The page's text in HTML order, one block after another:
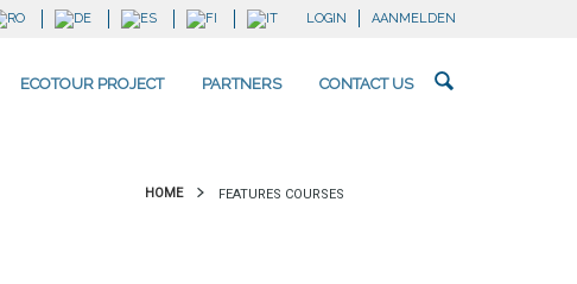
LOGIN AANMELDEN
ECOTOUR PROJECT PARTNERS CONTACT US
HOME FEATURES COURSES